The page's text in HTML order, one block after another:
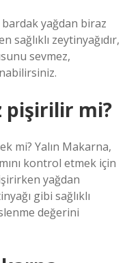
yağdan biraz
sağlıklı zeytinyağıdır,
sevmez,
pişirilir mi?
mi? Yalın Makarna,
kontrol etmek için
yağdan
gibi sağlıklı
değerini